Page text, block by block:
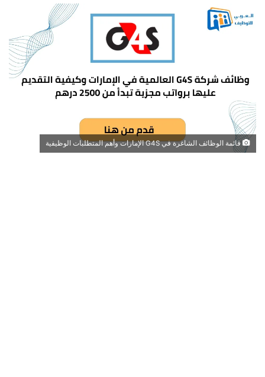
قائمة الوظائف الشاغرة في G4S الإمارات وأهم المتطلبات الوظيفية